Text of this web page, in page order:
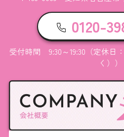
0120-
受付時間 9:30～19:30（定休日
く））